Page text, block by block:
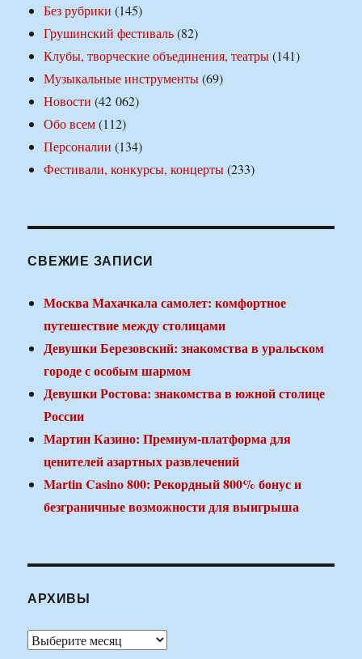
Без рубрики (145)
Грушинский фестиваль(82)
Клубы, творческие объединения, театры(141)
Музыкальные инструменты(69)
Новости (42 062)
Обо всем(112)
Персоналии (134)
Фестивали, конкурсы, концерты(233)
СВЕЖИЕ ЗАПИСИ
Москва Махачкала самолет: комфортное
путешествие между столицами
Девушки Березовский: знакомства в уральском
городе с особым шармом
Девушки Ростова: знакомства в южной столице
России
Мартин Казино: Премиум-платформа для
ценителей азартных развлечений
Martin Casino 800: Рекордный 800% бонус и
безграничные возможности для выигрыша
АРХИВЫ
Архивы